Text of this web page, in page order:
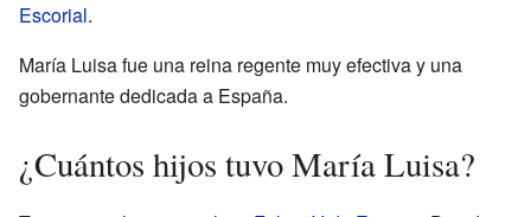
Escorial.
María Luisa fue una reina regente muy efectiva y una
gobernante dedicada a España.
¿Cuántos hijos tuvo María Luisa?